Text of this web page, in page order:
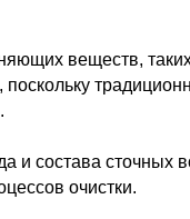
веществ,
состава сточных
очистки.